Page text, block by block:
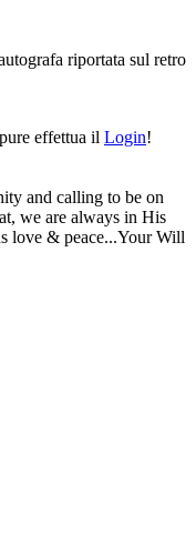
riportata sul retro
effettua il Login!
and calling to be on
we are always in His
love & peace...Your Will